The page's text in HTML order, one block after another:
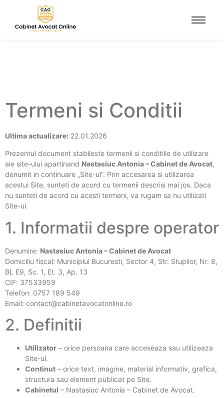
Termeni si Conditii
Ultima actualizare: 22.01.2026
Prezentul document stabileste termenii si conditiile de utilizare
ale site-ului apartinand Nastasiuc Antonia – Cabinet de Avocat,
denumit in continuare „Site-ul”. Prin accesarea si utilizarea
acestui Site, sunteti de acord cu termenii descrisi mai jos. Daca
nu sunteti de acord cu acesti termeni, va rugam sa nu utilizati
Site-ul.
1. Informatii despre operator
Denumire: Nastasiuc Antonia – Cabinet de Avocat
Domiciliu fiscal: Municipiul Bucuresti, Sector 4, Str. Stupilor, Nr. 8,
BL E9, Sc. 1, Et. 3, Ap. 13
CIF: 37533959
Telefon: 0757 189 549
Email: contact@cabinetavocatonline.ro
2. Definitii
Utilizator – orice persoana care acceseaza sau utilizeaza
Site-ul.
Continut – orice text, imagine, material informativ, grafica,
structura sau element publicat pe Site.
Cabinetul – Nastasiuc Antonia – Cabinet de Avocat.